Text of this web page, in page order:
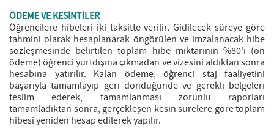
ÖDEME VE KESİNTİLER
Öğrencilere hibeleri iki taksitte verilir. Gidilecek süreye göre
tahmini olarak hesaplanarak öngörülen ve imzalanacak hibe
sözleşmesinde belirtilen toplam hibe miktarının %80'i (ön
ödeme) öğrenci yurtdışına çıkmadan ve vizesini aldıktan sonra
hesabına yatırılır. Kalan ödeme, öğrenci staj faaliyetini
başarıyla tamamlayıp geri döndüğünde ve gerekli belgeleri
teslim ederek, tamamlanması zorunlu raporları
tamamladıktan sonra, gerçekleşen kesin sürelere göre toplam
hibesi yeniden hesap edilerek yapılır.